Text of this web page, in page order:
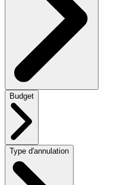
Budget
Type d'annulation